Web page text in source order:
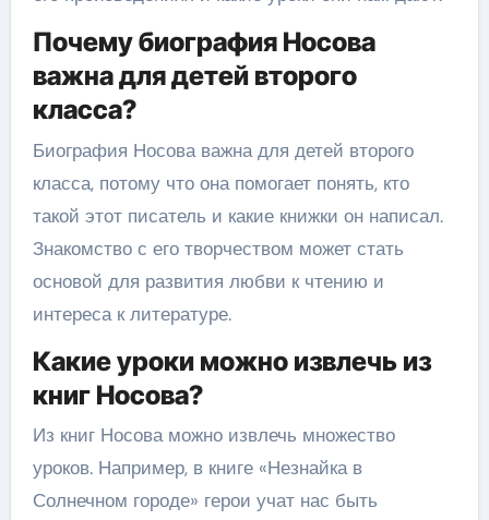
Почему биография Носова
важна для детей второго
класса?
Биография Носова важна для детей второго
класса, потому что она помогает понять, кто
такой этот писатель и какие книжки он написал.
Знакомство с его творчеством может стать
основой для развития любви к чтению и
интереса к литературе.
Какие уроки можно извлечь из
книг Носова?
Из книг Носова можно извлечь множество
уроков. Например, в книге «Незнайка в
Солнечном городе» герои учат нас быть